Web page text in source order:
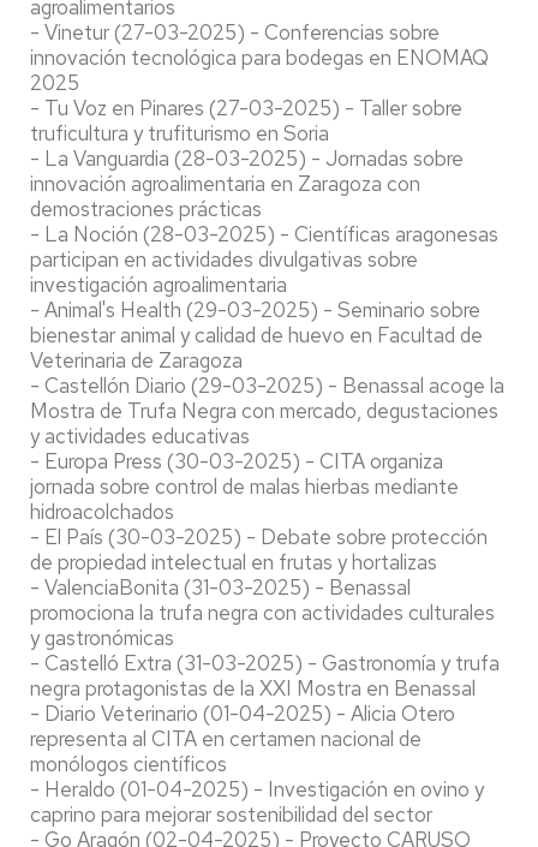
agroalimentarios
- Vinetur (27-03-2025) - Conferencias sobre
innovación tecnológica para bodegas en ENOMAQ
2025
- Tu Voz en Pinares (27-03-2025) - Taller sobre
truficultura y trufiturismo en Soria
- La Vanguardia (28-03-2025) - Jornadas sobre
innovación agroalimentaria en Zaragoza con
demostraciones prácticas
- La Noción (28-03-2025) - Científicas aragonesas
participan en actividades divulgativas sobre
investigación agroalimentaria
- Animal's Health (29-03-2025) - Seminario sobre
bienestar animal y calidad de huevo en Facultad de
Veterinaria de Zaragoza
- Castellón Diario (29-03-2025) - Benassal acoge la
Mostra de Trufa Negra con mercado, degustaciones
y actividades educativas
- Europa Press (30-03-2025) - CITA organiza
jornada sobre control de malas hierbas mediante
hidroacolchados
- El País (30-03-2025) - Debate sobre protección
de propiedad intelectual en frutas y hortalizas
- ValenciaBonita (31-03-2025) - Benassal
promociona la trufa negra con actividades culturales
y gastronómicas
- Castelló Extra (31-03-2025) - Gastronomía y trufa
negra protagonistas de la XXI Mostra en Benassal
- Diario Veterinario (01-04-2025) - Alicia Otero
representa al CITA en certamen nacional de
monólogos científicos
- Heraldo (01-04-2025) - Investigación en ovino y
caprino para mejorar sostenibilidad del sector
- Go Aragón (02-04-2025) - Proyecto CARUSO